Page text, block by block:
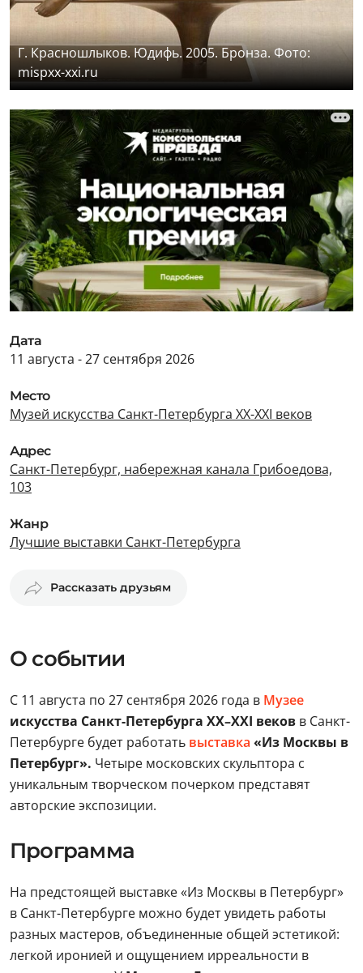
Г. Красношлыков. Юдифь. 2005. Бронза. Фото:
mispxx-xxi.ru
Дата
11 августа - 27 сентября 2026
Место
Музей искусства Санкт-Петербурга XX-XXI веков
Адрес
Санкт-Петербург, набережная канала Грибоедова,
103
Жанр
Лучшие выставки Санкт-Петербурга
Рассказать друзьям
О событии
С 11 августа по 27 сентября 2026 года в Музее
искусства Санкт-Петербурга XX–XXI веков в Санкт-
Петербурге будет работать выставка «Из Москвы в
Петербург». Четыре московских скульптора с
уникальным творческом почерком представят
авторские экспозиции.
Программа
На предстоящей выставке «Из Москвы в Петербург»
в Санкт-Петербурге можно будет увидеть работы
разных мастеров, объединенные общей эстетикой:
легкой иронией и ощущением ирреальности в